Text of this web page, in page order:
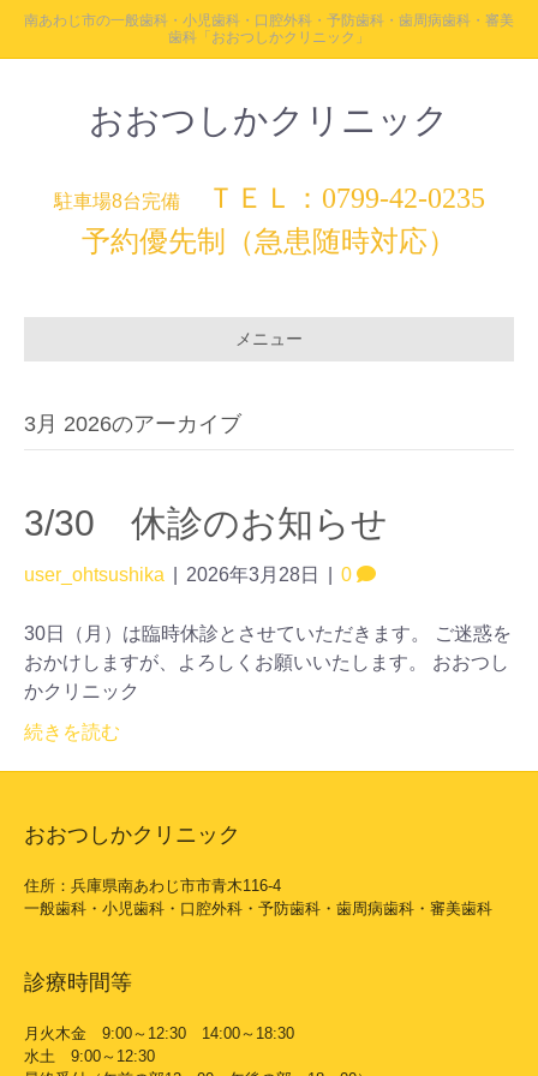
南あわじ市の一般歯科・小児歯科・口腔外科・予防歯科・歯周病歯科・審美
歯科「おおつしかクリニック」
おおつしかクリニック
駐車場8台完備
ＴＥＬ：0799-42-0235
予約優先制（急患随時対応）
メニュー
3月 2026のアーカイブ
3/30 休診のお知らせ
user_ohtsushika 2026年3月28日 0
30日（月）は臨時休診とさせていただきます。 ご迷惑を
おかけしますが、よろしくお願いいたします。 おおつし
かクリニック
続きを読む
おおつしかクリニック
住所：兵庫県南あわじ市市青木116-4
一般歯科・小児歯科・口腔外科・予防歯科・歯周病歯科・審美歯科
診療時間等
月火木金 9:00～12:30 14:00～18:30
水土 9:00～12:30